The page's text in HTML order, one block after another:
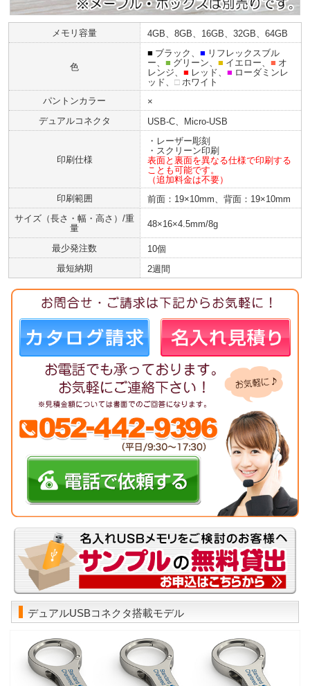
メモリ容量 4GB、8GB、16GB、32GB、64GB
色
■ ブラック、 ■ リフレックスブル
ー、 ■ グリーン、 ■ イエロー、 ■ オ
レンジ、 ■ レッド、 ■ ローダミンレ
ッド、 □ ホワイト
パントンカラー
×
デュアルコネクタ
USB-C、Micro-USB
印刷仕様
・レーザー彫刻
・スクリーン印刷
表面と裏面を異なる仕様で印刷する
ことも可能です。
（追加料金は不要）
印刷範囲
前面：19×10mm、背面：19×10mm
サイズ（長さ・幅・高さ）/重
量
48×16×4.5mm/8g
最少発注数
10個
最短納期
2週間
デュアルUSBコネクタ搭載モデル